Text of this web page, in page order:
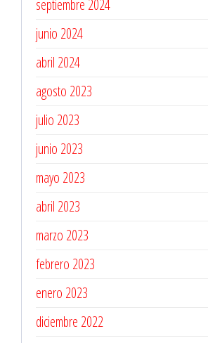
septiembre 2024
junio 2024
abril 2024
agosto 2023
julio 2023
junio 2023
mayo 2023
abril 2023
marzo 2023
febrero 2023
enero 2023
diciembre 2022